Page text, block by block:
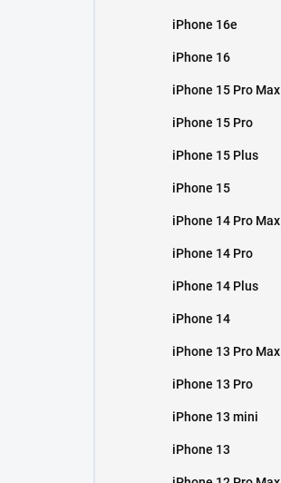
iPhone 16e
iPhone 16
iPhone 15 Pro Max
iPhone 15 Pro
iPhone 15 Plus
iPhone 15
iPhone 14 Pro Max
iPhone 14 Pro
iPhone 14 Plus
iPhone 14
iPhone 13 Pro Max
iPhone 13 Pro
iPhone 13 mini
iPhone 13